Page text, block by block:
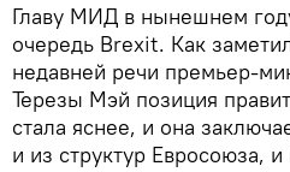
Главу МИД в нынешнем
очередь Brexit. Как
недавней речи премьер-
Терезы Мэй позиция
стала яснее, и она
и из структур Евросоюза,